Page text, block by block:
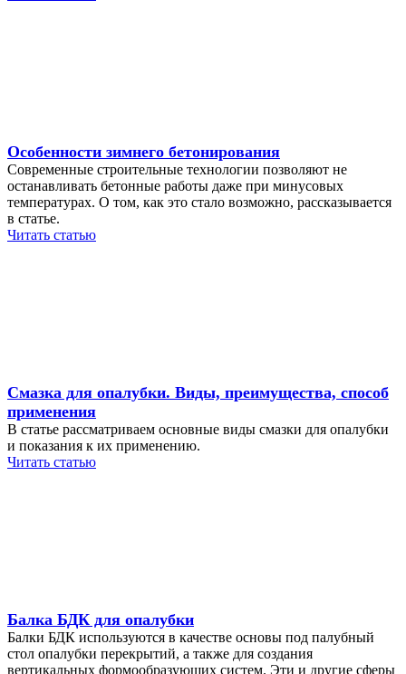
Особенности зимнего бетонирования
Современные строительные технологии позволяют не
останавливать бетонные работы даже при минусовых
температурах. О том, как это стало возможно, рассказывается
в статье.
Читать статью
Смазка для опалубки. Виды, преимущества, способ
применения
В статье рассматриваем основные виды смазки для опалубки
и показания к их применению.
Читать статью
Балка БДК для опалубки
Балки БДК используются в качестве основы под палубный
стол опалубки перекрытий, а также для создания
вертикальных формообразующих систем. Эти и другие сферы